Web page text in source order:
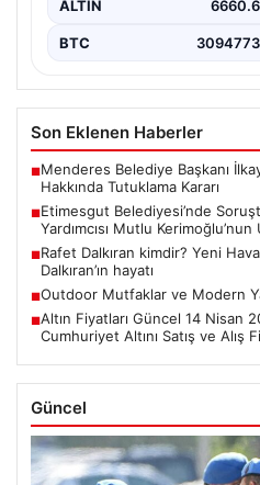
ALTIN 6660.6
BTC 3094773
Son Eklenen Haberler
■Menderes Belediye Başkanı
Hakkında Tutuklama Kararı
■Etimesgut Belediyesi’nde
Yardımcısı Mutlu
■Rafet Dalkıran kimdir? Yeni
Dalkıran’ın hayatı
■Outdoor Mutfaklar ve Modern
■Altın Fiyatları Güncel 14 Nisan
Cumhuriyet Altını Satış ve Alış
Güncel